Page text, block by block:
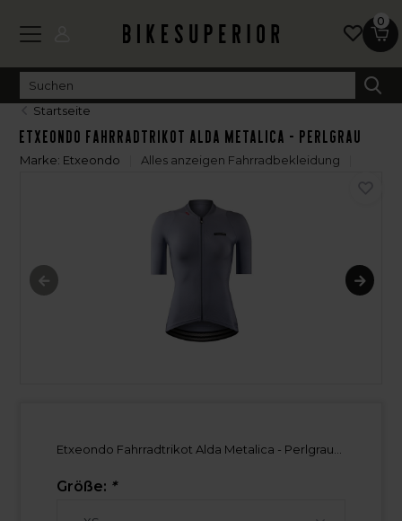
0
Startseite
Etxeondo Fahrradtrikot Alda Metalica - Perlgrau
Marke: Etxeondo Alles anzeigen Fahrradbekleidung
Etxeondo Fahrradtrikot Alda Metalica - Perlgrau...
Größe: *